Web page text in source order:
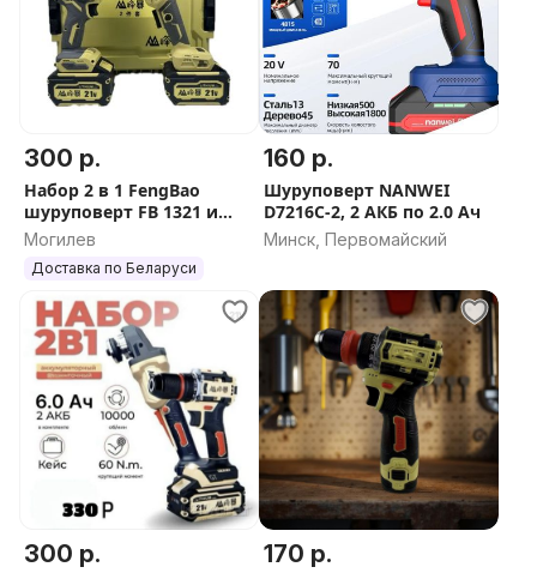
300 р.
Набор 2 в 1 FengBao
шуруповерт FB 1321 и
болгарка FB-125
Могилев
Доставка по Беларуси
160 р.
Шуруповерт NANWEI
D7216C-2, 2 АКБ по 2.0 Ач
Минск, Первомайский
300 р. 170 р.